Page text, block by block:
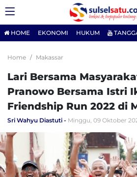
HOME EKONOMI HUKUM
Home Makassar
Lari Bersama
Pranowo Bersama Istri
Friendship Run 2022 di
Sri Wahyu Diastuti Minggu, 09 Oktober